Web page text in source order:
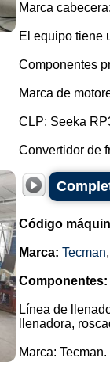
Marca
El equipo tiene
Componentes
Marca de
CLP: Seeka
Convertidor de
Código
Marca: Tecman
Componentes:
Línea de
llenadora,
Marca: Tecman.